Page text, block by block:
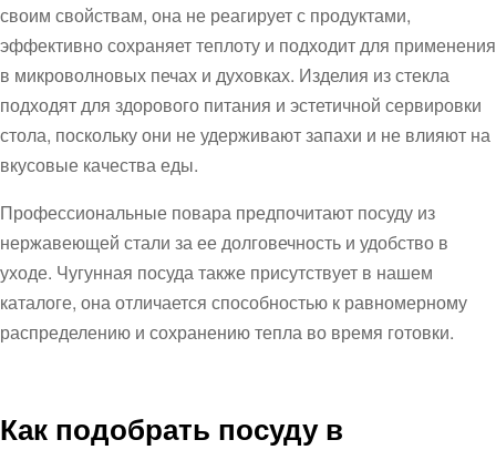
своим свойствам, она не реагирует с продуктами,
эффективно сохраняет теплоту и подходит для применения
в микроволновых печах и духовках. Изделия из стекла
подходят для здорового питания и эстетичной сервировки
стола, поскольку они не удерживают запахи и не влияют на
вкусовые качества еды.
Профессиональные повара предпочитают посуду из
нержавеющей стали за ее долговечность и удобство в
уходе. Чугунная посуда также присутствует в нашем
каталоге, она отличается способностью к равномерному
распределению и сохранению тепла во время готовки.
Как подобрать посуду в